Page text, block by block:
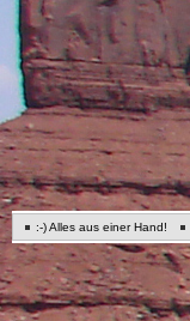
:-) Alles aus einer Hand!